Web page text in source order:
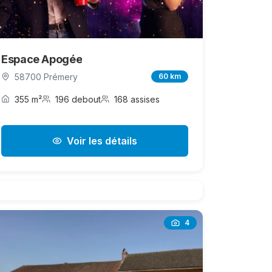
Espace Apogée
58700 Prémery 60 km
355 m² 196 debout 168 assises
Voir les détails
4